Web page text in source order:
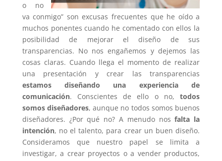
o no
va conmigo” son excusas frecuentes que he oído a
muchos ponentes cuando he comentado con ellos la
posibilidad de mejorar el diseño de sus
transparencias. No nos engañemos y dejemos las
cosas claras. Cuando llega el momento de realizar
una presentación y crear las transparencias
estamos diseñando una experiencia de
comunicación. Conscientes de ello o no,todos
somos diseñadores, aunque no todos somos buenos
diseñadores. ¿Por qué no? A menudo nosfalta la
intención, no el talento, para crear un buen diseño.
Consideramos que nuestro papel se limita a
investigar, a crear proyectos o a vender productos,